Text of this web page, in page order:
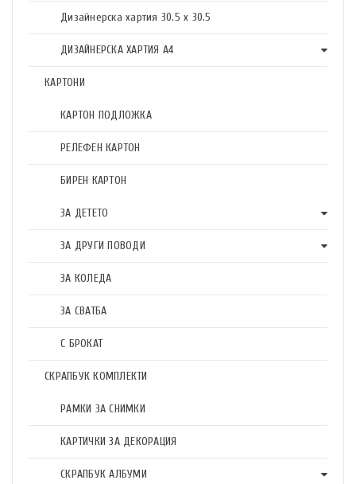
Дизайнерска хартия 30.5 х 30.5
ДИЗАЙНЕРСКА ХАРТИЯ А4
КАРТОНИ
КАРТОН ПОДЛОЖКА
РЕЛЕФЕН КАРТОН
БИРЕН КАРТОН
ЗА ДЕТЕТО
ЗА ДРУГИ ПОВОДИ
ЗА КОЛЕДА
ЗА СВАТБА
С БРОКАТ
СКРАПБУК КОМПЛЕКТИ
РАМКИ ЗА СНИМКИ
КАРТИЧКИ ЗА ДЕКОРАЦИЯ
СКРАПБУК АЛБУМИ